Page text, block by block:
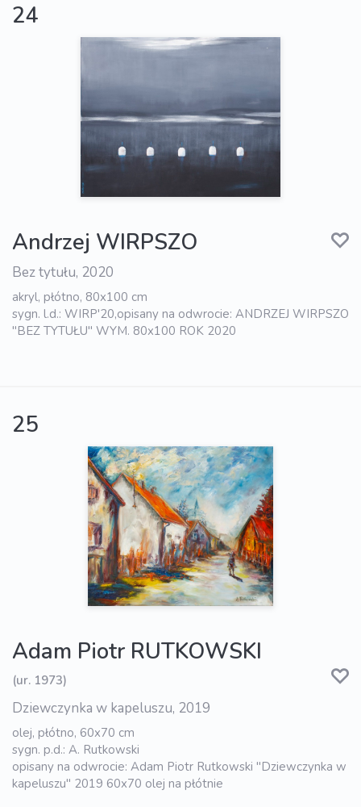
24
Andrzej WIRPSZO
Bez tytułu, 2020
akryl, płótno, 80x100 cm
sygn. l.d.: WIRP'20,opisany na odwrocie: ANDRZEJ WIRPSZO
"BEZ TYTUŁU" WYM. 80x100 ROK 2020
25
Adam Piotr RUTKOWSKI
(ur. 1973)
Dziewczynka w kapeluszu, 2019
olej, płótno, 60x70 cm
sygn. p.d.: A. Rutkowski
opisany na odwrocie: Adam Piotr Rutkowski "Dziewczynka w
kapeluszu" 2019 60x70 olej na płótnie